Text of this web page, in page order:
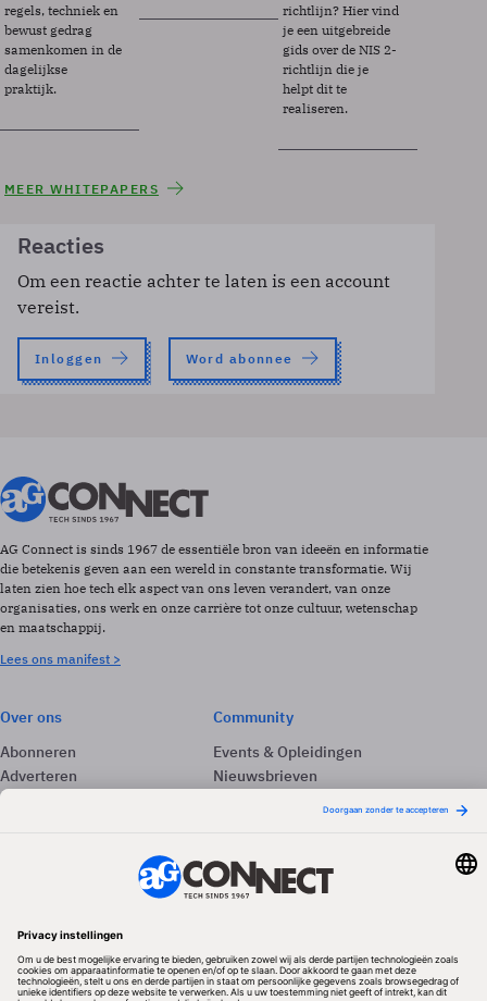
regels, techniek en
bewust gedrag
samenkomen in de
dagelijkse
praktijk.
richtlijn? Hier vind
je een uitgebreide
gids over de NIS 2-
richtlijn die je
helpt dit te
realiseren.
MEER WHITEPAPERS
Reacties
Om een reactie achter te laten is een account
vereist.
Inloggen Word abonnee
AG Connect is sinds 1967 de essentiële bron van ideeën en informatie
die betekenis geven aan een wereld in constante transformatie. Wij
laten zien hoe tech elk aspect van ons leven verandert, van onze
organisaties, ons werk en onze carrière tot onze cultuur, wetenschap
en maatschappij.
Lees ons manifest >
Over ons
Abonneren
Adverteren
Contact
Community
Events & Opleidingen
Nieuwsbrieven